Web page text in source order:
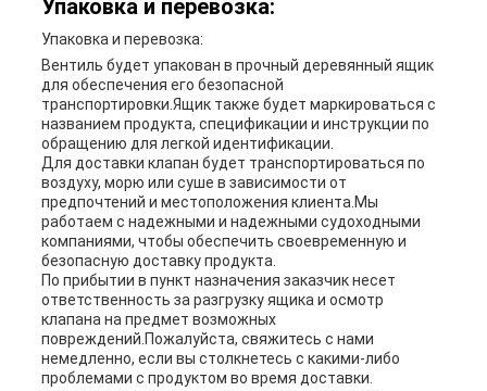
Упаковка и перевозка:
Упаковка и перевозка:
Вентиль будет упакован в прочный деревянный ящик
для обеспечения его безопасной
транспортировки.Ящик также будет маркироваться с
названием продукта, спецификации и инструкции по
обращению для легкой идентификации.
Для доставки клапан будет транспортироваться по
воздуху, морю или суше в зависимости от
предпочтений и местоположения клиента.Мы
работаем с надежными и надежными судоходными
компаниями, чтобы обеспечить своевременную и
безопасную доставку продукта.
По прибытии в пункт назначения заказчик несет
ответственность за разгрузку ящика и осмотр
клапана на предмет возможных
повреждений.Пожалуйста, свяжитесь с нами
немедленно, если вы столкнетесь с какими-либо
проблемами с продуктом во время доставки.